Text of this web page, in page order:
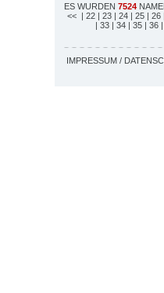
ES WURDEN 7524
<< | 22 | 23 | 24 | 25 | 26
| 33 | 34 | 35 | 36
IMPRESSUM /